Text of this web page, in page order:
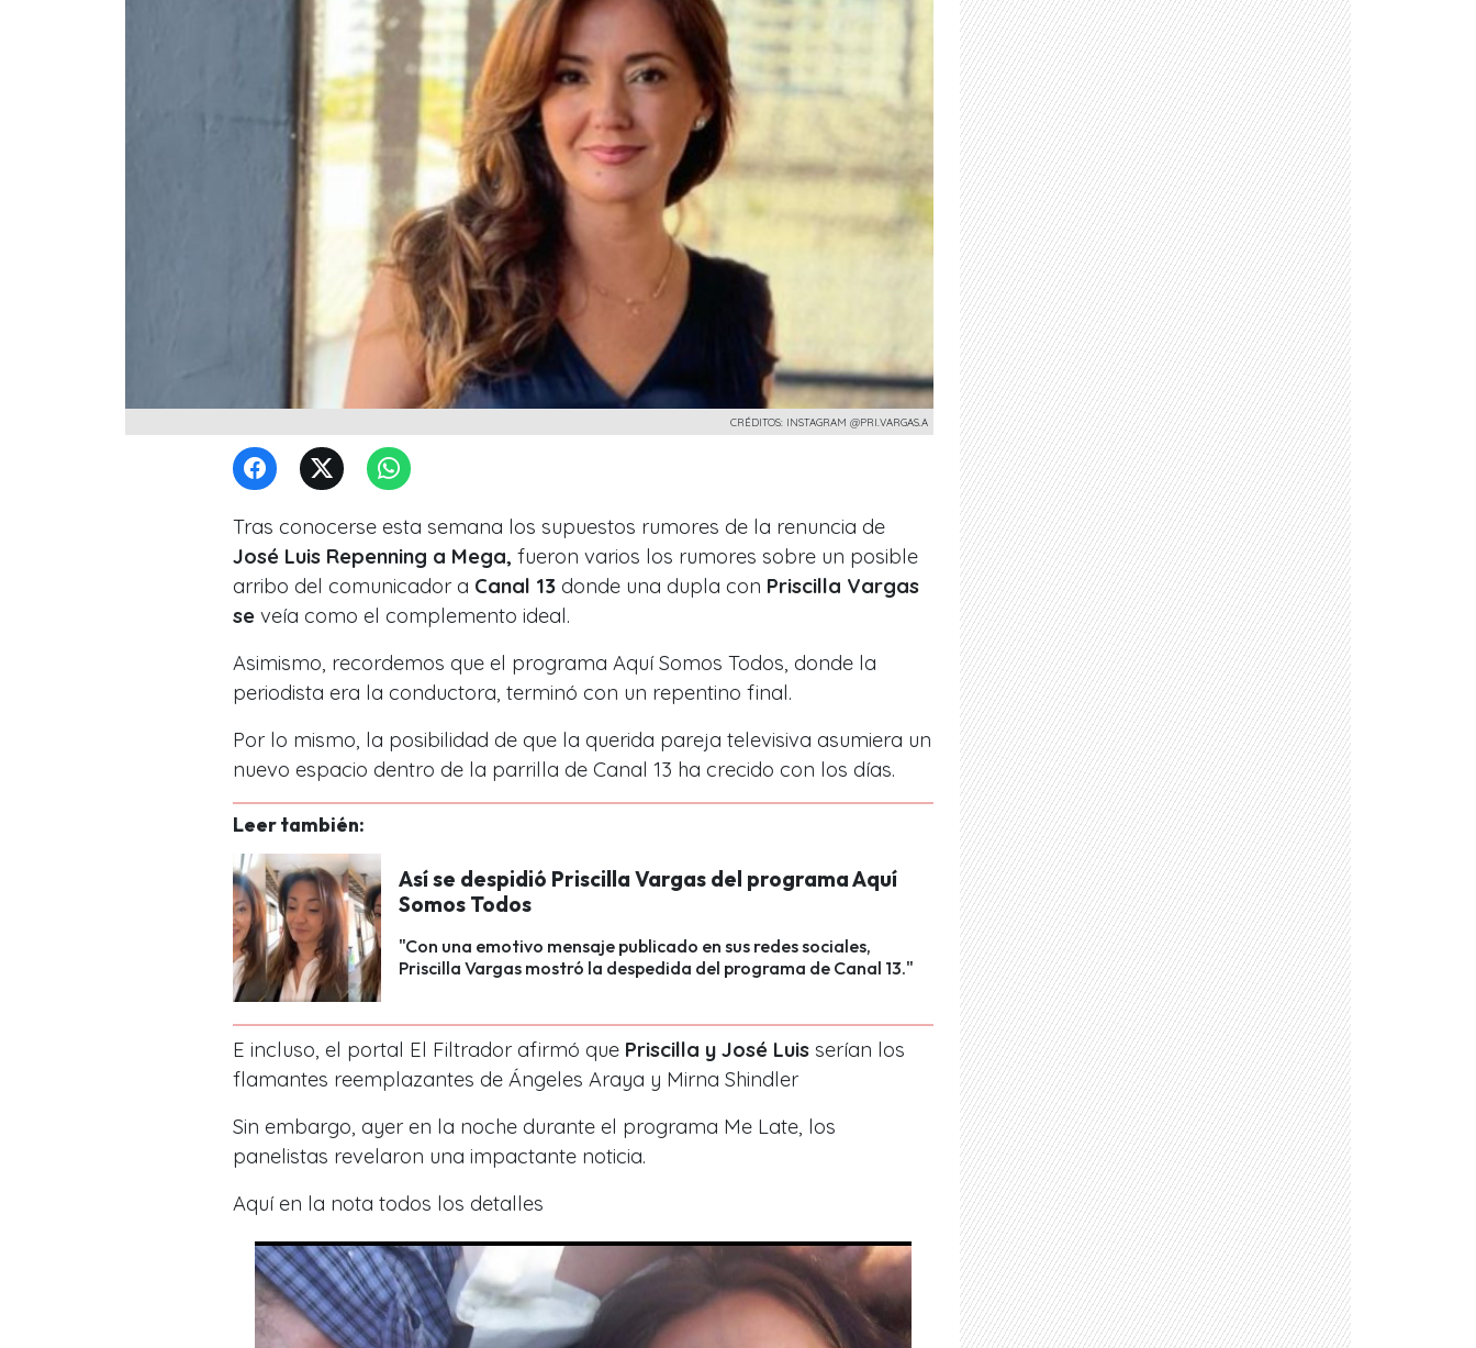
CRÉDITOS: INSTAGRAM @PRI.VARGAS.A
Tras conocerse esta semana los supuestos rumores de la renuncia de
José Luis Repenning a Mega, fueron varios los rumores sobre un posible
arribo del comunicador a Canal 13 donde una dupla con Priscilla Vargas
se veía como el complemento ideal.
Asimismo, recordemos que el programa Aquí Somos Todos, donde la
periodista era la conductora, terminó con un repentino final.
Por lo mismo, la posibilidad de que la querida pareja televisiva asumiera un
nuevo espacio dentro de la parrilla de Canal 13 ha crecido con los días.
Leer también:
Así se despidió Priscilla Vargas del programa Aquí
Somos Todos
"Con una emotivo mensaje publicado en sus redes sociales,
Priscilla Vargas mostró la despedida del programa de Canal 13."
E incluso, el portal El Filtrador afirmó que Priscilla y José Luis serían los
flamantes reemplazantes de Ángeles Araya y Mirna Shindler
Sin embargo, ayer en la noche durante el programa Me Late, los
panelistas revelaron una impactante noticia.
Aquí en la nota todos los detalles